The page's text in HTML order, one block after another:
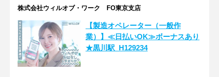
株式会社ウィルオブ・ワーク FO東京支店
【製造オペレーター（一般作
業）】≪日払いOK≫ボーナスあり
★黒川駅_H129234